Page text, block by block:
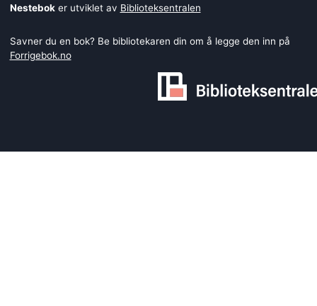
Nesteboker utviklet av Biblioteksentralen
Savner du en bok? Be bibliotekaren din om å legge den inn på
Forrigebok.no